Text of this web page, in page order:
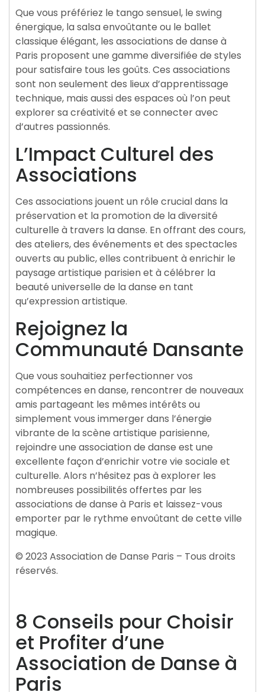
Que vous préfériez le tango sensuel, le swing
énergique, la salsa envoûtante ou le ballet
classique élégant, les associations de danse à
Paris proposent une gamme diversifiée de styles
pour satisfaire tous les goûts. Ces associations
sont non seulement des lieux d’apprentissage
technique, mais aussi des espaces où l’on peut
explorer sa créativité et se connecter avec
d’autres passionnés.
L’Impact Culturel des
Associations
Ces associations jouent un rôle crucial dans la
préservation et la promotion de la diversité
culturelle à travers la danse. En offrant des cours,
des ateliers, des événements et des spectacles
ouverts au public, elles contribuent à enrichir le
paysage artistique parisien et à célébrer la
beauté universelle de la danse en tant
qu’expression artistique.
Rejoignez la
Communauté Dansante
Que vous souhaitiez perfectionner vos
compétences en danse, rencontrer de nouveaux
amis partageant les mêmes intérêts ou
simplement vous immerger dans l’énergie
vibrante de la scène artistique parisienne,
rejoindre une association de danse est une
excellente façon d’enrichir votre vie sociale et
culturelle. Alors n’hésitez pas à explorer les
nombreuses possibilités offertes par les
associations de danse à Paris et laissez-vous
emporter par le rythme envoûtant de cette ville
magique.
© 2023 Association de Danse Paris – Tous droits
réservés.
8 Conseils pour Choisir
et Profiter d’une
Association de Danse à
Paris